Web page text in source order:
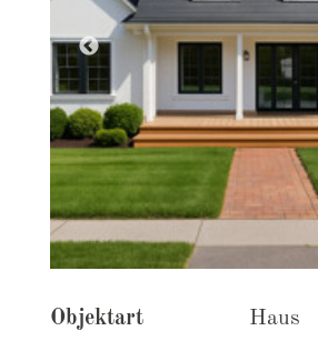
Objektart Haus